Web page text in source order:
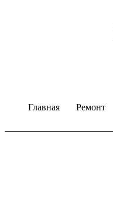
Главная Ремонт